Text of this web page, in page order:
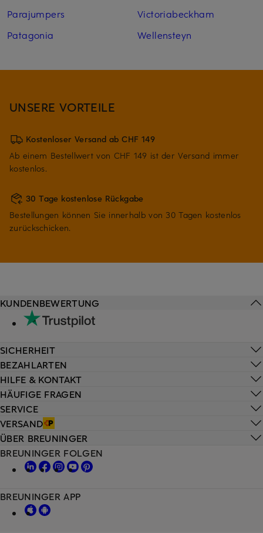
Parajumpers
Patagonia
Victoriabeckham
Wellensteyn
UNSERE VORTEILE
Kostenloser Versand ab CHF 149
Ab einem Bestellwert von CHF 149 ist der Versand immer
kostenlos.
30 Tage kostenlose Rückgabe
Bestellungen können Sie innerhalb von 30 Tagen kostenlos
zurückschicken.
HILFE & KONTAKT
HÄUFIGE FRAGEN
SERVICE
VERSAND
KUNDENBEWERTUNG
SICHERHEIT
BEZAHLARTEN
ÜBER BREUNINGER
BREUNINGER FOLGEN
BREUNINGER APP